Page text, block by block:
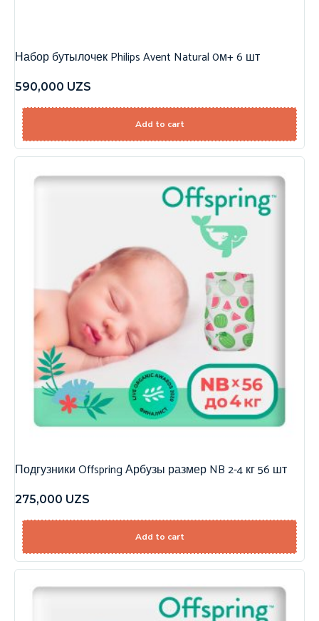
Набор бутылочек Philips Avent Natural 0м+ 6 шт
590,000 UZS
Add to cart
Подгузники Offspring Арбузы размер NB 2-4 кг 56 шт
275,000 UZS
Add to cart